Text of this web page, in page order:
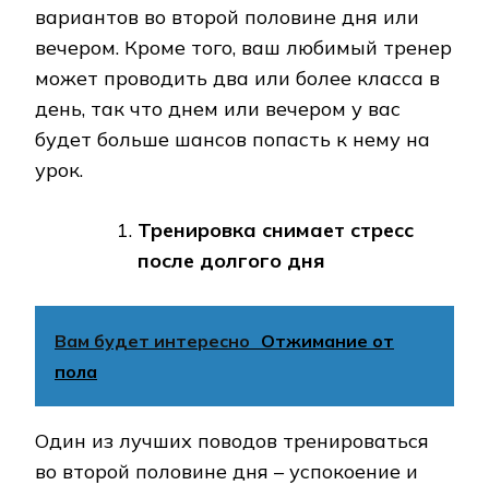
вариантов во второй половине дня или
вечером. Кроме того, ваш любимый тренер
может проводить два или более класса в
день, так что днем или вечером у вас
будет больше шансов попасть к нему на
урок.
Тренировка снимает стресс
после долгого дня
Вам будет интересно Отжимание от
пола
Один из лучших поводов тренироваться
во второй половине дня – успокоение и